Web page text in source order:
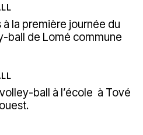
la première journée du
ball de Lomé commune
ball à l’école à Tové